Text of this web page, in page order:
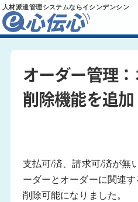
人材派遣管理システムならイシンデンシン
オーダー管理：
削除機能を追加
支払可/済、請求可/済が無
ーダーとオーダーに関連
削除可能になりました。